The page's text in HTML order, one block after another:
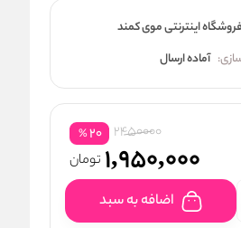
فروشگاه اینترنتی موی کمند
آماده ارسال
2450000
20
%
1,950,000 تومان
اضافه به سبد